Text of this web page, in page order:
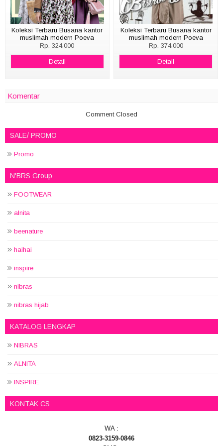
Koleksi Terbaru Busana kantor
muslimah modern Poeva
BOTANICAL
Rp. 324.000
Detail
Koleksi Terbaru Busana kantor
muslimah modern Poeva
BISTRO WORKER
Rp. 374.000
Detail
Komentar
Comment Closed
SALE/ PROMO
Promo
N'BRS Group
FOOTWEAR
alnita
beenature
haihai
inspire
nibras
nibras hijab
KATALOG LENGKAP
NIBRAS
ALNITA
INSPIRE
KONTAK CS
WA :
0823-3159-0846